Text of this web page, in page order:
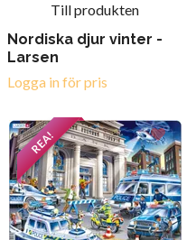
Till produkten
Nordiska djur vinter -
Larsen
Logga in för pris
REA!